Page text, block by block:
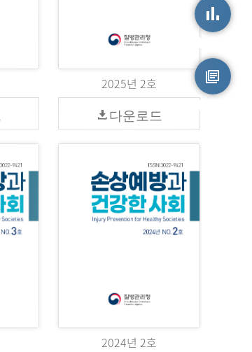
2025년 2호
다운로드
2024년 2호
원시자료